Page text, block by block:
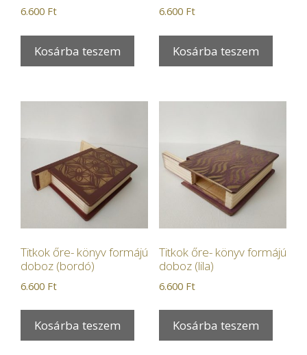
6.600 Ft
Kosárba teszem
6.600 Ft
Kosárba teszem
Titkok őre- könyv formájú
doboz (bordó)
6.600 Ft
Kosárba teszem
Titkok őre- könyv formájú
doboz (lila)
6.600 Ft
Kosárba teszem